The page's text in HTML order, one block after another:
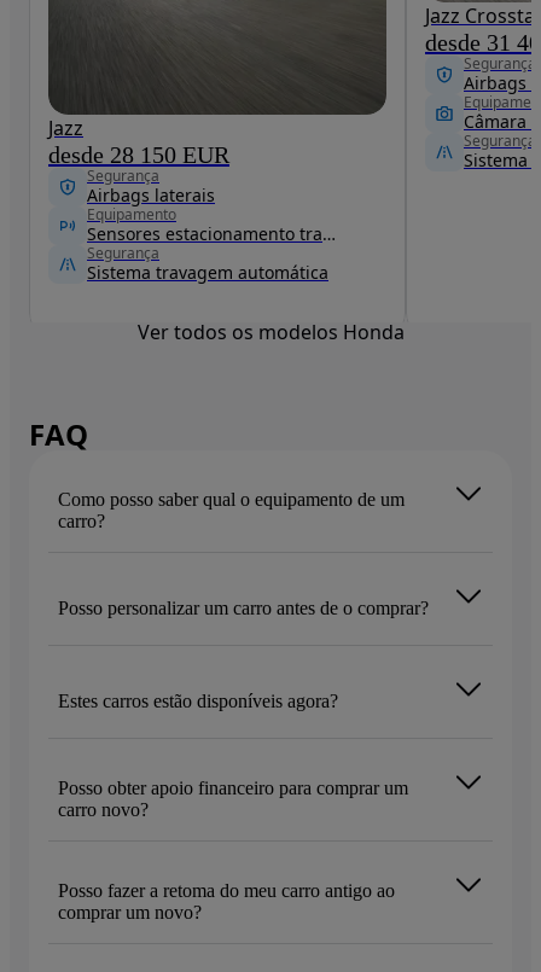
Jazz
desde 28 150 EUR
Segurança
Airbags laterais
Equipamento
Sensores estacionamento traseiros
Segurança
Sistema travagem automática
Jazz
desde 31
Segurança
Airbags
Câmara
Segurança
Sistema
Ver todos os modelos Honda
FAQ
Como posso saber qual o equipamento de um
carro?
Posso personalizar um carro antes de o comprar?
Estes carros estão disponíveis agora?
Posso obter apoio financeiro para comprar um
carro novo?
Posso fazer a retoma do meu carro antigo ao
comprar um novo?